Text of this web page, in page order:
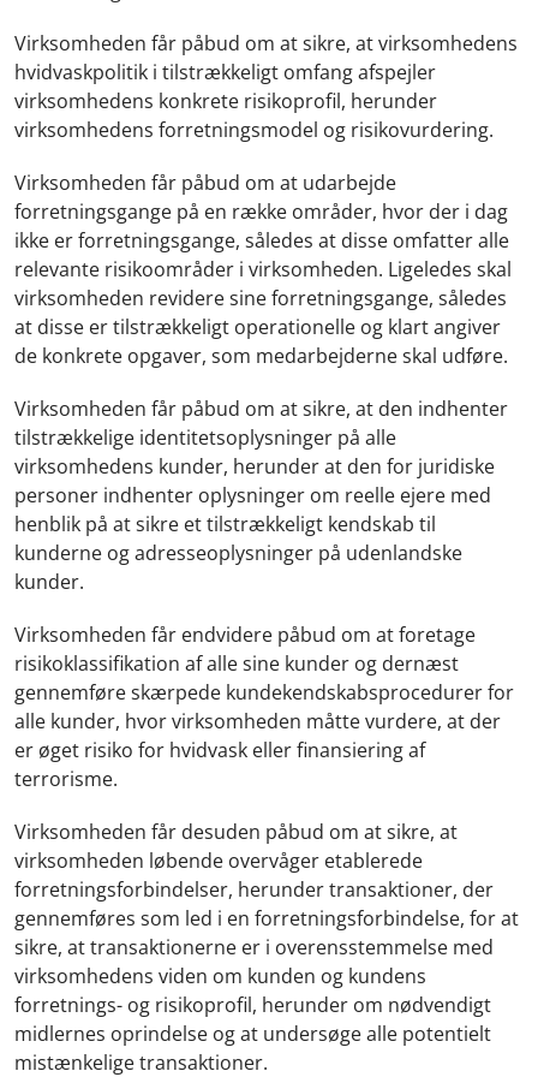
Virksomheden får påbud om at sikre, at virksomhedens
hvidvaskpolitik i tilstrækkeligt omfang afspejler
virksomhedens konkrete risikoprofil, herunder
virksomhedens forretningsmodel og risikovurdering.
Virksomheden får påbud om at udarbejde
forretningsgange på en række områder, hvor der i dag
ikke er forretningsgange, således at disse omfatter alle
relevante risikoområder i virksomheden. Ligeledes skal
virksomheden revidere sine forretningsgange, således
at disse er tilstrækkeligt operationelle og klart angiver
de konkrete opgaver, som medarbejderne skal udføre.
Virksomheden får påbud om at sikre, at den indhenter
tilstrækkelige identitetsoplysninger på alle
virksomhedens kunder, herunder at den for juridiske
personer indhenter oplysninger om reelle ejere med
henblik på at sikre et tilstrækkeligt kendskab til
kunderne og adresseoplysninger på udenlandske
kunder.
Virksomheden får endvidere påbud om at foretage
risikoklassifikation af alle sine kunder og dernæst
gennemføre skærpede kundekendskabsprocedurer for
alle kunder, hvor virksomheden måtte vurdere, at der
er øget risiko for hvidvask eller finansiering af
terrorisme.
Virksomheden får desuden påbud om at sikre, at
virksomheden løbende overvåger etablerede
forretningsforbindelser, herunder transaktioner, der
gennemføres som led i en forretningsforbindelse, for at
sikre, at transaktionerne er i overensstemmelse med
virksomhedens viden om kunden og kundens
forretnings- og risikoprofil, herunder om nødvendigt
midlernes oprindelse og at undersøge alle potentielt
mistænkelige transaktioner.